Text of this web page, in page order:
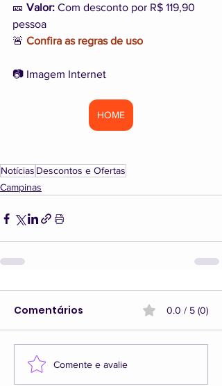
🎫 Valor: Com desconto por R$ 119,90
pessoa
🚨 Confira as regras de uso
📷 Imagem Internet
HOME
Notícias Descontos e Ofertas
Campinas
Comentários 0.0 / 5 (0)
Comente e avalie